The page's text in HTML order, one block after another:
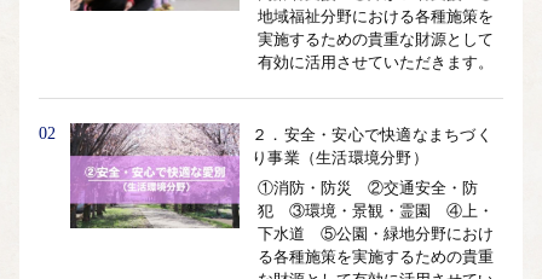
地域福祉分野における各種施策を
実施するための貴重な財源として
有効に活用させていただきます。
02
２．安全・安心で快適なまちづく
り事業（生活環境分野）
①消防・防災 ②交通安全・防
犯 ③環境・景観・霊園 ④上・
下水道 ⑤公園・緑地分野におけ
る各種施策を実施するための貴重